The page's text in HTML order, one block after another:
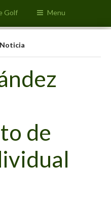
Golf Menu
Noticia
de